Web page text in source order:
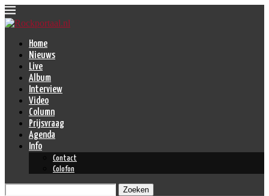
Home
Nieuws
Live
Album
Interview
Video
Column
Prijsvraag
Agenda
Info
Contact
Colofon
Zoeken